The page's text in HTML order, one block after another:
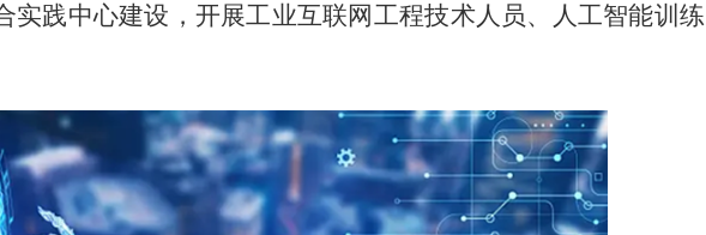
实践中心建设，开展工业互联网工程技术人员、人工智能训练